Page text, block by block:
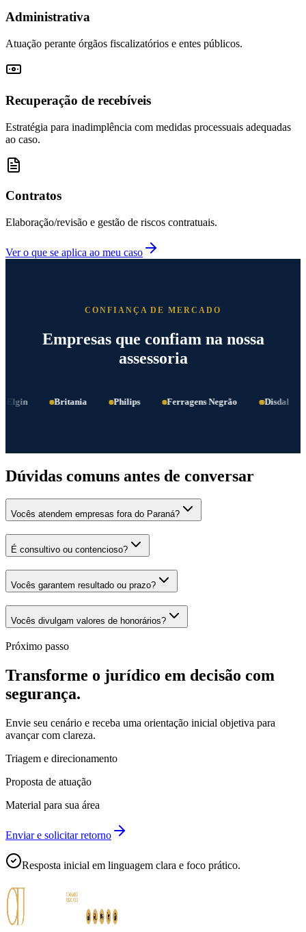
Administrativa
Atuação perante órgãos fiscalizatórios e entes públicos.
Recuperação de recebíveis
Estratégia para inadimplência com medidas processuais adequadas
ao caso.
Contratos
Elaboração/revisão e gestão de riscos contratuais.
Ver o que se aplica ao meu caso
CONFIANÇA DE MERCADO
Empresas que confiam na nossa
assessoria
Britania Philips Ferragens Negrão Disdal
Dúvidas comuns antes de conversar
Vocês atendem empresas fora do Paraná?
É consultivo ou contencioso?
Vocês garantem resultado ou prazo?
Vocês divulgam valores de honorários?
Próximo passo
Transforme o jurídico em decisão com
segurança.
Envie seu cenário e receba uma orientação inicial objetiva para
avançar com clareza.
Triagem e direcionamento
Proposta de atuação
Material para sua área
Enviar e solicitar retorno
Resposta inicial em linguagem clara e foco prático.